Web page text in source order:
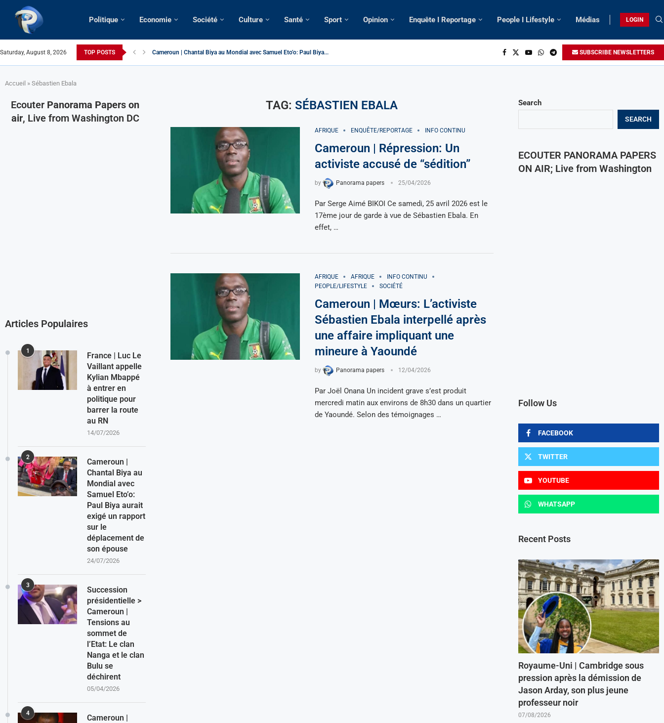
Politique Economie Société Culture Santé Sport Opinion Enquête I Reportage People I Lifestyle Médias LOGIN
Saturday, August 8, 2026 TOP POSTS Cameroun | Chantal Biya au Mondial avec Samuel Eto’o: Paul Biya... SUBSCRIBE NEWSLETTERS
Accueil » Sébastien Ebala
TAG:SÉBASTIEN EBALA
AFRIQUE ENQUÊTE/REPORTAGE INFO CONTINU
Cameroun | Répression: Un
activiste accusé de “sédition”
by Panorama papers 25/04/2026
Par Serge Aimé BIKOI Ce samedi, 25 avril 2026 est le
17ème jour de garde à vue de Sébastien Ebala. En
effet, …
AFRIQUE AFRIQUE
INFO CONTINU
PEOPLE/LIFESTYLE
SOCIÉTÉ
Cameroun | Mœurs: L’activiste
Sébastien Ebala interpellé après
une affaire impliquant une
mineure à Yaoundé
by Panorama papers 12/04/2026
Par Joël Onana Un incident grave s’est produit
mercredi matin aux environs de 8h30 dans un quartier
de Yaoundé. Selon des témoignages …
Search
SEARCH
ECOUTER PANORAMA PAPERS
ON AIR; Live from Washington
Follow Us
FACEBOOK
TWITTER
YOUTUBE
WHATSAPP
Recent Posts
Royaume-Uni | Cambridge sous
pression après la démission de
Jason Arday, son plus jeune
professeur noir
07/08/2026
Ecouter Panorama Papers on
air, Live from Washington DC
Articles Populaires
1
France | Luc Le
Vaillant appelle
Kylian Mbappé
à entrer en
politique pour
barrer la route
au RN
14/07/2026
2
Cameroun |
Chantal Biya au
Mondial avec
Samuel Eto’o:
Paul Biya aurait
exigé un rapport
sur le
déplacement de
son épouse
24/07/2026
3
Succession
présidentielle >
Cameroun |
Tensions au
sommet de
l’Etat: Le clan
Nanga et le clan
Bulu se
déchirent
05/04/2026
4
Cameroun |